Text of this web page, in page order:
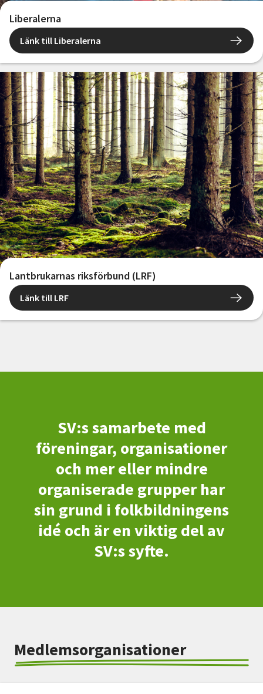
Liberalerna
Länk till Liberalerna
Lantbrukarnas riksförbund (LRF)
Länk till LRF
SV:s samarbete med
föreningar, organisationer
och mer eller mindre
organiserade grupper har
sin grund i folkbildningens
idé och är en viktig del av
SV:s syfte.
Medlemsorganisationer